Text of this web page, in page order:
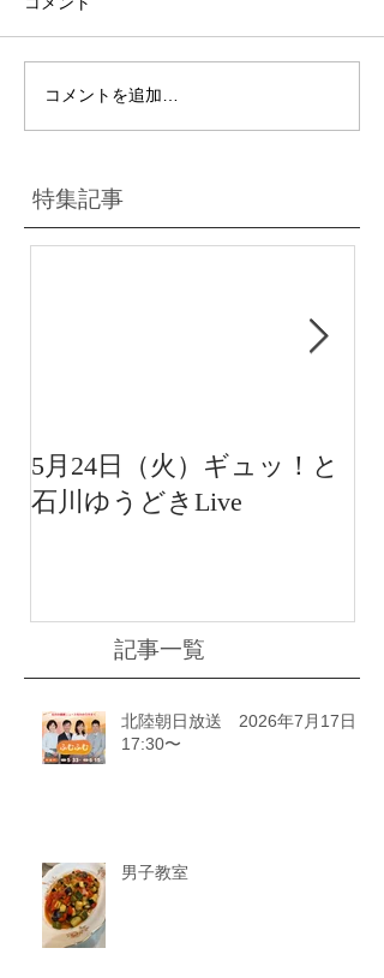
コメントを追加…
特集記事
5月24日（火）ギュッ！と
石川ゆうどきLive
記事一覧
北陸朝日放送 2026年7月17日
17:30〜
男子教室